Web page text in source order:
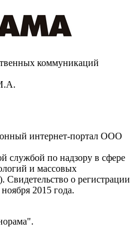
коммуникаций
интернет-портал ООО
службой по надзору в сфере
и массовых
о регистрации
2015 года.